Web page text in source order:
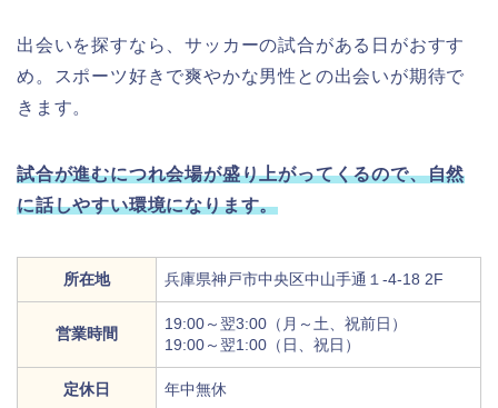
出会いを探すなら、サッカーの試合がある日がおすす
め。スポーツ好きで爽やかな男性との出会いが期待で
きます。
試合が進むにつれ会場が盛り上がってくるので、自然
に話しやすい環境になります。
所在地 兵庫県神戸市中央区中山手通１-4-18 2F
営業時間
19:00～翌3:00（月～土、祝前日）
19:00～翌1:00（日、祝日）
定休日 年中無休